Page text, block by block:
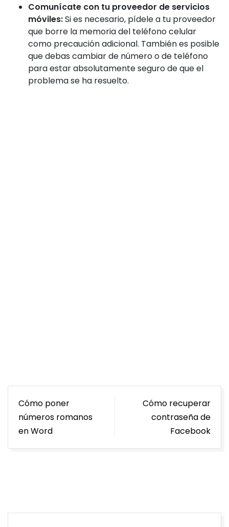
Comunícate con tu proveedor de servicios
móviles:Si es necesario, pídele a tu proveedor
que borre la memoria del teléfono celular
como precaución adicional. También es posible
que debas cambiar de número o de teléfono
para estar absolutamente seguro de que el
problema se ha resuelto.
Navegación
de
entradas
Cómo poner
números romanos
en Word
Cómo recuperar
contraseña de
Facebook